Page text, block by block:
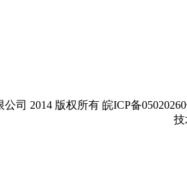
司 2014 版权所有 皖ICP备05020260
技